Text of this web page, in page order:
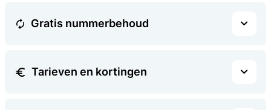
Gratis nummerbehoud
Tarieven en kortingen